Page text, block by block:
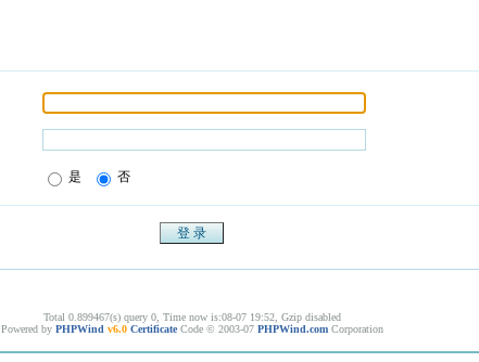
是 否
Total 0.899467(s) query 0, Time now is:08-07 19:52, Gzip disabled
Powered by PHPWind v6.0 Certificate Code © 2003-07 PHPWind.com Corporation